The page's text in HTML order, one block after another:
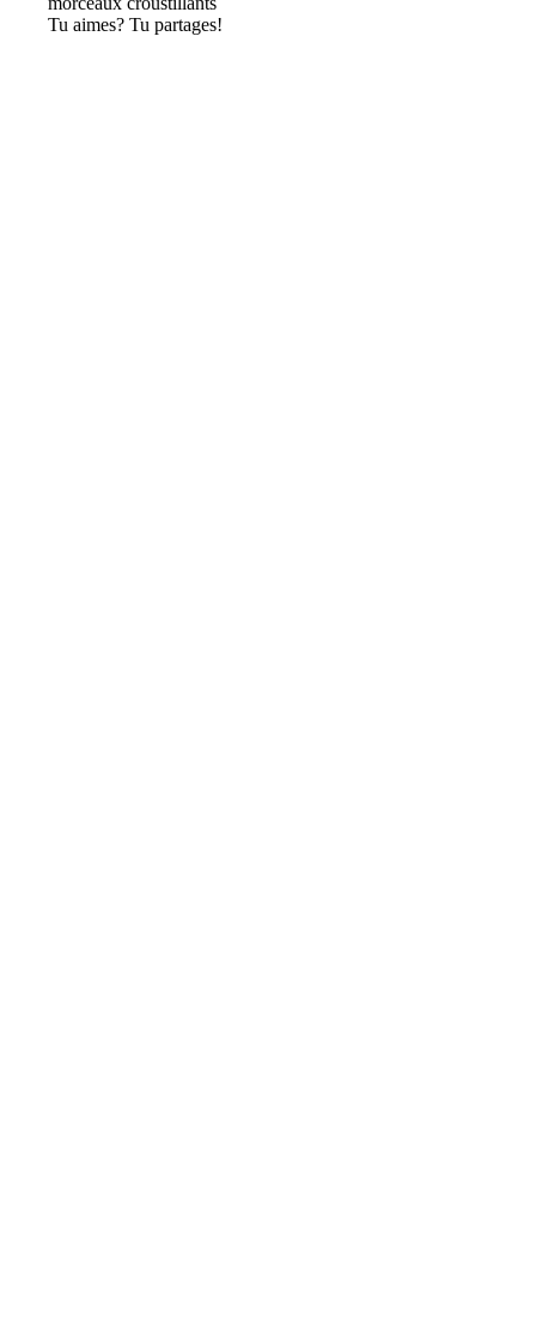
Tu aimes? Tu partages!